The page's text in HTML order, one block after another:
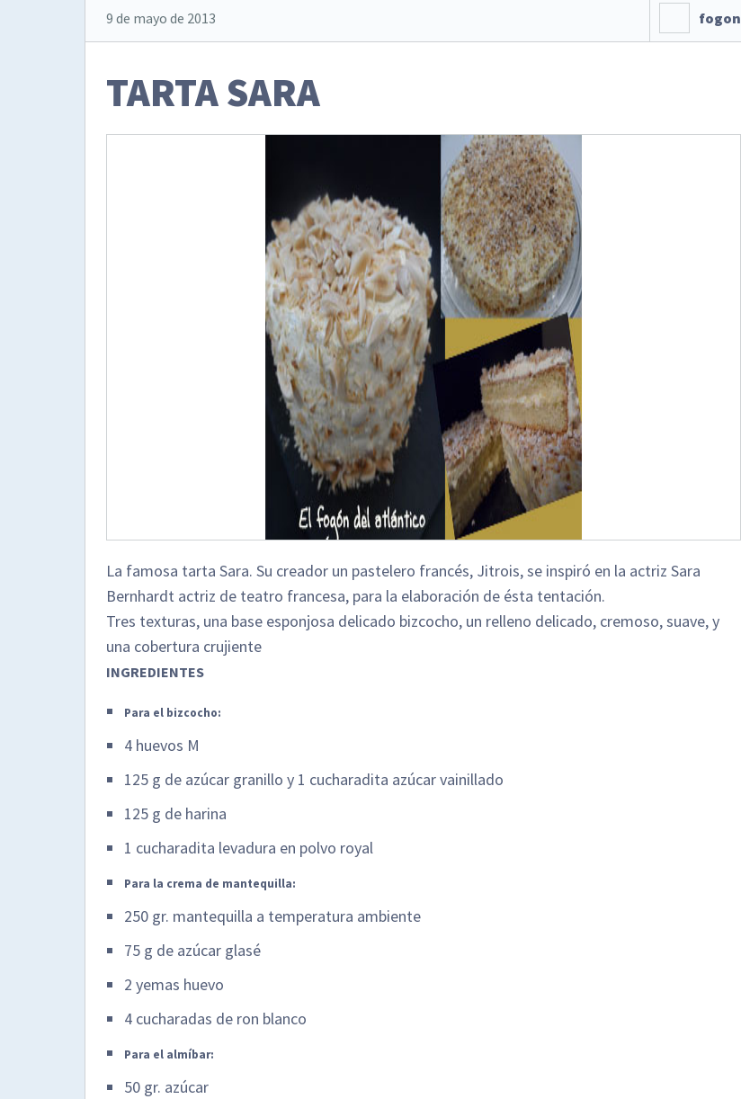
9 de mayo de 2013 fogon
TARTA SARA
La famosa tarta Sara. Su creador un pastelero francés, Jitrois, se inspiró en la actriz Sara
Bernhardt actriz de teatro francesa, para la elaboración de ésta tentación.
Tres texturas, una base esponjosa delicado bizcocho, un relleno delicado, cremoso, suave, y
una cobertura crujiente
INGREDIENTES
Para el bizcocho:
4 huevos M
125 g de azúcar granillo y 1 cucharadita azúcar vainillado
125 g de harina
1 cucharadita levadura en polvo royal
Para la crema de mantequilla:
250 gr. mantequilla a temperatura ambiente
75 g de azúcar glasé
2 yemas huevo
4 cucharadas de ron blanco
Para el almíbar:
50 gr. azúcar